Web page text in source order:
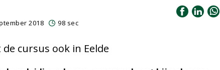
2018 98 sec
cursus ook in Eelde